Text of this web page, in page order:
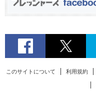
このサイトについて 利用規約